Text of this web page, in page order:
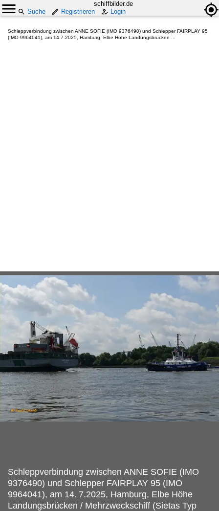
schiffbilder.de
Suche
Registrieren Login
Schleppverbindung zwischen ANNE SOFIE (IMO 9376490) und Schlepper FAIRPLAY 95
(IMO 9964041), am 14.7.2025, Hamburg, Elbe Höhe Landungsbrücken ...
Schleppverbindung zwischen ANNE SOFIE (IMO
9376490) und Schlepper FAIRPLAY 95 (IMO
9964041), am 14. 7.2025, Hamburg, Elbe Höhe
Landungsbrücken / Mehrzweckschiff (Sietas Typ